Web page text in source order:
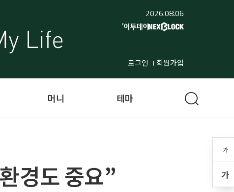
2026.08.06
로그인 회원가입
가
가
머니 테마
경도 중요”